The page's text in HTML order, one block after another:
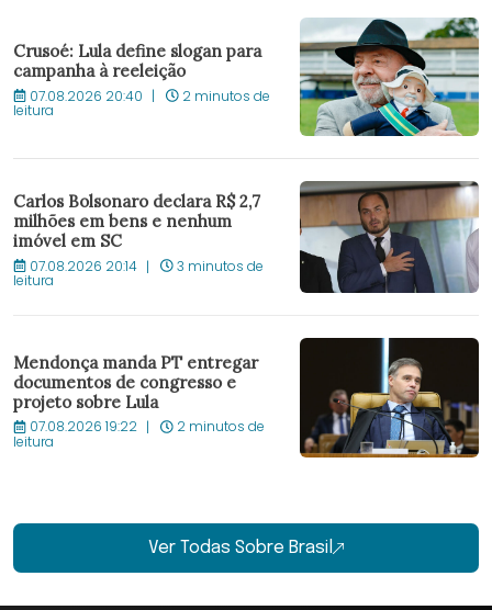
Crusoé: Lula define slogan para
campanha à reeleição
07.08.2026 20:40 2 minutos de
leitura
Carlos Bolsonaro declara R$ 2,7
milhões em bens e nenhum
imóvel em SC
07.08.2026 20:14 3 minutos de
leitura
Mendonça manda PT entregar
documentos de congresso e
projeto sobre Lula
07.08.2026 19:22 2 minutos de
leitura
Ver Todas Sobre Brasil